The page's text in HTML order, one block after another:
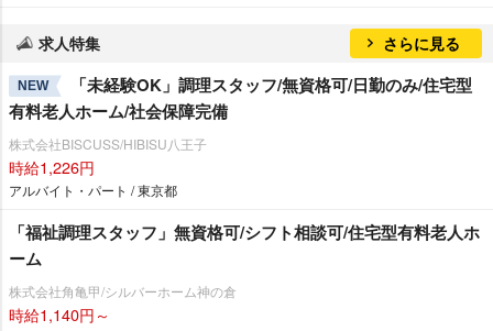
求人特集 さらに見る
NEW
「未経験OK」調理スタッフ/無資格可/日勤のみ/住宅型
有料老人ホーム/社会保障完備
株式会社BISCUSS/HIBISU八王子
時給1,226円
アルバイト・パート / 東京都
「福祉調理スタッフ」無資格可/シフト相談可/住宅型有料老人ホ
ーム
株式会社角亀甲/シルバーホーム神の倉
時給1,140円～